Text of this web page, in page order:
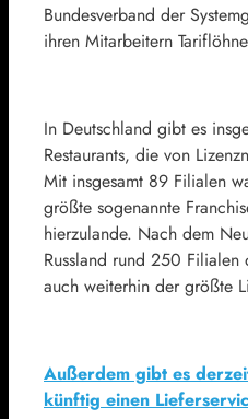
Bundesverband der
ihren Mitarbeitern
In Deutschland gibt es
Restaurants, die von
Mit insgesamt 89 Filialen
größte sogenannte
hierzulande. Nach dem
Russland rund 250 Filialen
auch weiterhin der größte
Außerdem gibt es
künftig einen